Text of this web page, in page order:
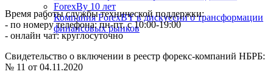
ForexBy 10 лет
Компания ForexBY в дискуссии о трансформации
финансовых рынков
Время работы службы технической поддержки:
- по номеру телефона: пн-пт. с 10:00-19:00
- онлайн чат: круглосуточно
Свидетельство о включении в реестр форекс-компаний НБРБ:
№ 11 от 04.11.2020